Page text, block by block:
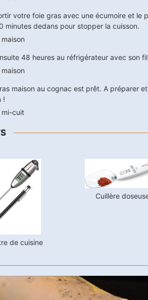
votre foie gras avec une écumoire et le
minutes dedans pour stopper la cuisson.
48 heures au réfrigérateur avec son
maison au cognac est prêt. A préparer
!
de cuisine
Cuillère